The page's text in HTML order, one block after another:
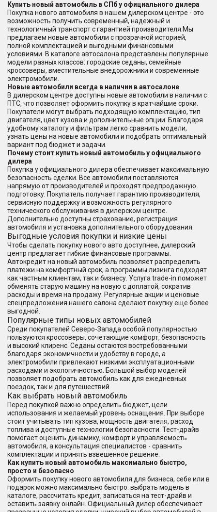
Купить новый автомобиль в СПб у официального дилера
Покупка нового автомобиля в нашем дилерском центре - это
возможность получить современный, надежный и
технологичный транспорт с гарантией производителя.Мы
предлагаем новые автомобили с прозрачной историей,
полной комплектацией и выгодными финансовыми
условиями. В каталоге автосалона представлены популярные
модели разных классов: городские седаны, семейные
кроссоверы, вместительные внедорожники и современные
электромобили.
Новые автомобили всегда в наличии в автосалоне
В дилерском центре доступны новые автомобили в наличии с
ПТС, что позволяет оформить покупку в кратчайшие сроки.
Покупатели могут выбрать подходящую комплектацию, тип
двигателя, цвет кузова и дополнительные опции. Благодаря
удобному каталогу и фильтрам легко сравнить модели,
узнать цены на новые автомобили и подобрать оптимальный
вариант под бюджет и задачи.
Почему стоит купить новый автомобиль у официального
дилера
Покупка у официального дилера обеспечивает максимальную
безопасность сделки. Все автомобили поставляются
напрямую от производителей и проходят предпродажную
подготовку. Покупатель получает гарантию производителя,
сервисную поддержку и возможность регулярного
технического обслуживания в дилерском центре.
Дополнительно доступны страхование, регистрация
автомобиля и установка дополнительного оборудования.
Выгодные условия покупки и низкие цены
Чтобы сделать покупку нового авто доступнее, дилерский
центр предлагает гибкие финансовые программы.
Автокредит на новый автомобиль позволяет распределить
платежи на комфортный срок, а программы лизинга подходят
как частным клиентам, так и бизнесу. Услуга trade-in поможет
обменять старую машину на новую с доплатой, сократив
расходы и время на продажу. Регулярные акции и ценовые
спецпредложения нашего салона сделают покупку еще более
выгодной.
Популярные типы новых автомобилей
Среди покупателей Северо-Запада особой популярностью
пользуются кроссоверы, сочетающие комфорт, безопасность
и высокий клиренс. Седаны остаются востребованными
благодаря экономичности и удобству в городе, а
электромобили привлекают низкими эксплуатационными
расходами и экологичностью. Большой выбор моделей
позволяет подобрать автомобиль как для ежедневных
поездок, так и для путешествий.
Как выбрать новый автомобиль
Перед покупкой важно определить бюджет, цели
использования и желаемый уровень оснащения. При выборе
стоит учитывать тип кузова, мощность двигателя, расход
топлива и доступные технологии безопасности. Тест-драйв
помогает оценить динамику, комфорт и управляемость
автомобиля, а консультация специалистов - сравнить
комплектации и принять взвешенное решение.
Как купить новый автомобиль максимально быстро,
просто и безопасно
Оформить покупку нового автомобиля для бизнеса, себе или в
подарок можно максимально быстро: выбрать модель в
каталоге, рассчитать кредит, записаться на тест-драйв и
оставить заявку онлайн. Официальный дилер обеспечивает